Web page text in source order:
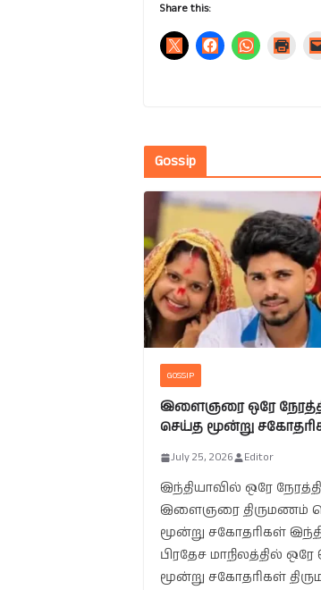
Share this:
Gossip
GOSSIP
இளைஞரை ஒரே
செய்த மூன்று
July 25, 2026 Editor
இந்தியாவில் ஒரே
இளைஞரை திருமணம்
மூன்று சகோதரிகள்
பிரதேச மாநிலத்தில்
மூன்று சகோதரிகள்